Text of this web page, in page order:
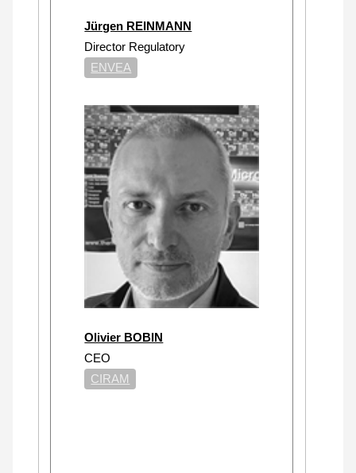
Jürgen REINMANN
Director Regulatory
ENVEA
Olivier BOBIN
CEO
CIRAM